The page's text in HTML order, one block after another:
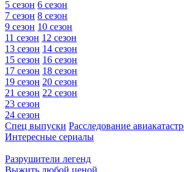
5 сезон 6 сезон
7 сезон 8 сезон
9 сезон 10 сезон
11 сезон 12 сезон
13 сезон 14 сезон
15 сезон 16 сезон
17 сезон 18 сезон
19 сезон 20 сезон
21 сезон 22 сезон
23 сезон
24 сезон
Спец выпуски Расследование
Интересные сериалы
Разрушители легенд
Выжить любой ценой